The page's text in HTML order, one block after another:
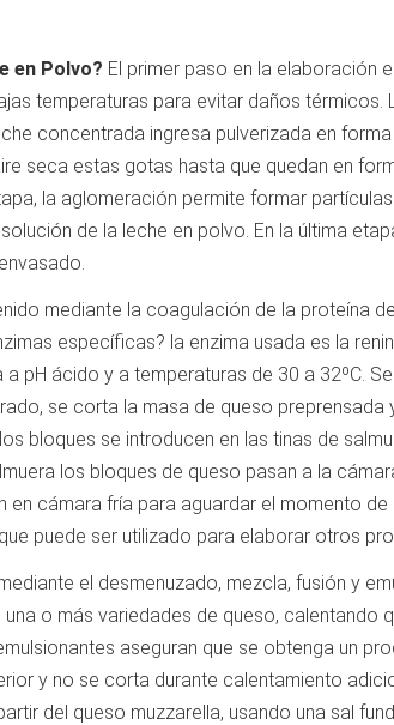
en Polvo? El primer paso en la elaboración
temperaturas para evitar daños térmicos.
concentrada ingresa pulverizada en
seca estas gotas hasta que quedan en
la aglomeración permite formar
de la leche en polvo. En la última
mediante la coagulación de la proteína de
específicas? la enzima usada es la
pH ácido y a temperaturas de 30 a 32ºC.
se corta la masa de queso
bloques se introducen en las tinas de
los bloques de queso pasan a la
cámara fría para aguardar el momento de
puede ser utilizado para elaborar otros
el desmenuzado, mezcla, fusión y
o más variedades de queso, calentando
aseguran que se obtenga un
y no se corta durante calentamiento
del queso muzzarella, usando una sal